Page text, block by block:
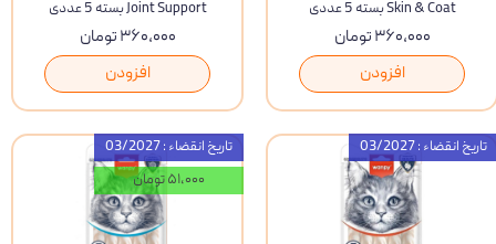
Skin & Coat بسته 5 عددی
۳۶۰,۰۰۰ تومان
افزودن
Joint Support بسته 5 عددی
۳۶۰,۰۰۰ تومان
افزودن
تاریخ انقضاء : 03/2027
تاریخ انقضاء : 03/2027
۵۱,۰۰۰ تومان